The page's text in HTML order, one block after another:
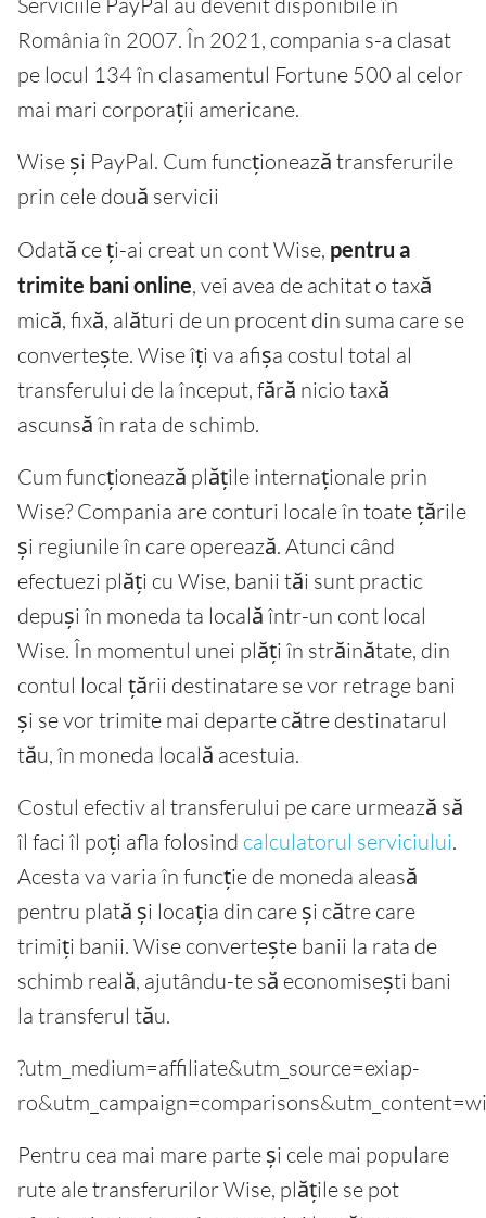
România în 2007. În 2021, compania s-a clasat
pe locul 134 în clasamentul Fortune 500 al celor
mai mari corporații americane.
Wise și PayPal. Cum funcționează transferurile
prin cele două servicii
Odată ce ți-ai creat un cont Wise, pentru a
trimite bani online, vei avea de achitat o taxă
mică, fixă, alături de un procent din suma care se
convertește. Wise îți va afișa costul total al
transferului de la început, fără nicio taxă
ascunsă în rata de schimb.
Cum funcționează plățile internaționale prin
Wise? Compania are conturi locale în toate țările
și regiunile în care operează. Atunci când
efectuezi plăți cu Wise, banii tăi sunt practic
depuși în moneda ta locală într-un cont local
Wise. În momentul unei plăți în străinătate, din
contul local țării destinatare se vor retrage bani
și se vor trimite mai departe către destinatarul
tău, în moneda locală acestuia.
Costul efectiv al transferului pe care urmează să
îl faci îl poți afla folosind calculatorul serviciului.
Acesta va varia în funcție de moneda aleasă
pentru plată și locația din care și către care
trimiți banii. Wise convertește banii la rata de
schimb reală, ajutându-te să economisești bani
la transferul tău.
?utm_medium=affiliate&utm_source=exiap-
Pentru cea mai mare parte și cele mai populare
rute ale transferurilor Wise, plățile se pot